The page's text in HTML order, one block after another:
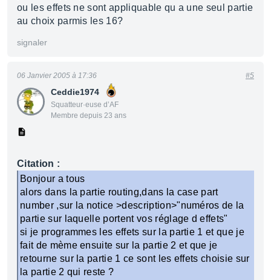
ou les effets ne sont appliquable qu a une seul partie
au choix parmis les 16?
signaler
Ceddie1974
Squatteur·euse d’AF
Membre depuis 23 ans
06 Janvier 2005 à 17:36 #5
Citation :
Bonjour a tous
alors dans la partie routing,dans la case part
number ,sur la notice >description>"numéros de la
partie sur laquelle portent vos réglage d effets"
si je programmes les effets sur la partie 1 et que je
fait de mème ensuite sur la partie 2 et que je
retourne sur la partie 1 ce sont les effets choisie sur
la partie 2 qui reste ?